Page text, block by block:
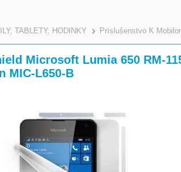
TABLETY, HODINKY >
Príslušenstvo K
Microsoft Lumia 650 RM-
MIC-L650-B